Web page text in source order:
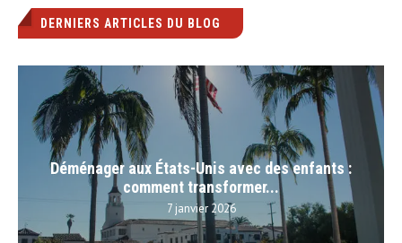
DERNIERS ARTICLES DU BLOG
Déménager aux États-Unis avec des enfants :
comment transformer...
7 janvier 2026